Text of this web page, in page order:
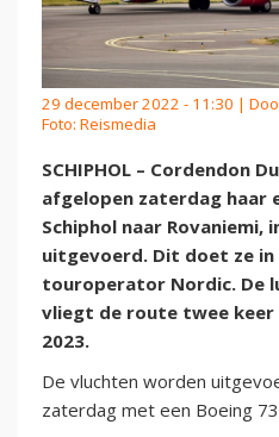
29 december 2022 - 11:30 |
Foto: Reismedia
SCHIPHOL – Cordendon
afgelopen zaterdag haar
Schiphol naar Rovaniemi,
uitgevoerd. Dit doet ze
touroperator Nordic. De
vliegt de route twee
2023.
De vluchten worden
zaterdag met een Boeing